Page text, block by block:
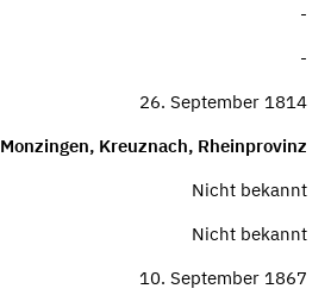
-
-
26. September 1814
Monzingen, Kreuznach, Rheinprovinz
Nicht bekannt
Nicht bekannt
10. September 1867